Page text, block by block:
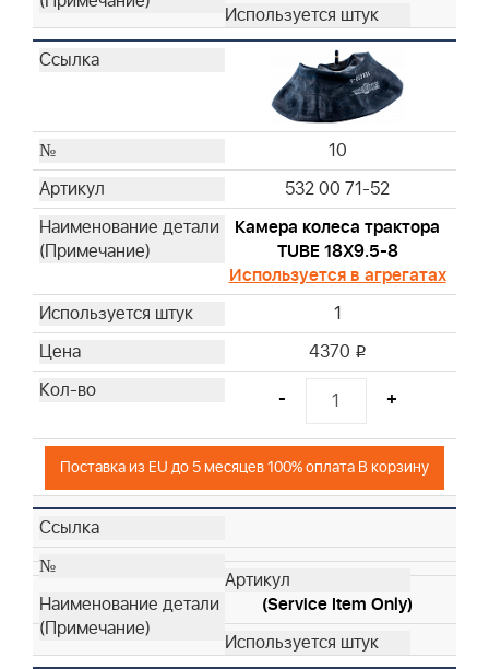
10
532 00 71-52
Камера колеса трактора
TUBE 18X9.5-8
Используется в агрегатах
1
4370 i
- +
Поставка из EU до 5 месяцев 100% оплата В корзину
(Service Item Only)